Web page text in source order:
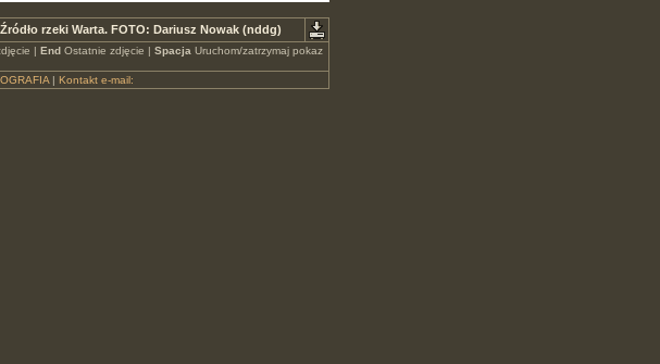
rzeki Warta. FOTO: Dariusz Nowak (nddg)
| EndOstatnie zdjęcie | Spacja Uruchom/zatrzymaj pokaz
| Kontakt e-mail: